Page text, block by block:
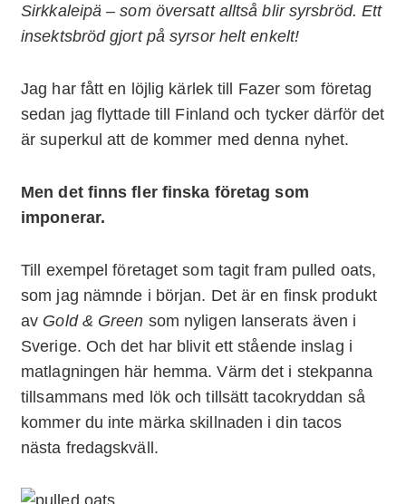
Sirkkaleipä – som översatt alltså blir syrsbröd. Ett
insektsbröd gjort på syrsor helt enkelt!
Jag har fått en löjlig kärlek till Fazer som företag
sedan jag flyttade till Finland och tycker därför det
är superkul att de kommer med denna nyhet.
Men det finns fler finska företag som
imponerar.
Till exempel företaget som tagit fram pulled oats,
som jag nämnde i början. Det är en finsk produkt
av Gold & Green som nyligen lanserats även i
Sverige. Och det har blivit ett stående inslag i
matlagningen här hemma. Värm det i stekpanna
tillsammans med lök och tillsätt tacokryddan så
kommer du inte märka skillnaden i din tacos
nästa fredagskväll.